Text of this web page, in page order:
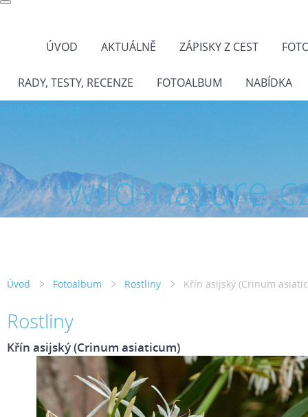
ÚVOD AKTUÁLNĚ ZÁPISKY Z CEST
RADY, TESTY, RECENZE FOTOALBUM NABÍDKA
wild-
Úvod Fotoalbum Rostliny Křín asijský (Crinum
Rostliny
Křín asijský (Crinum asiaticum)